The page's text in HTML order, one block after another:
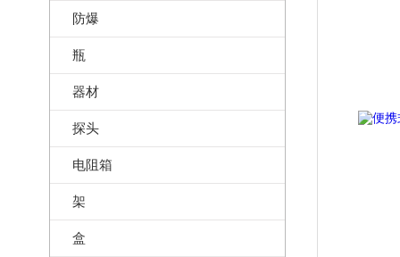
防爆
瓶
器材
探头
电阻箱
架
盒